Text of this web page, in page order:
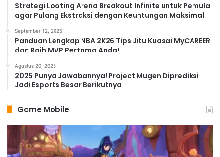
Strategi Looting Arena Breakout Infinite untuk Pemula
agar Pulang Ekstraksi dengan Keuntungan Maksimal
September 12, 2025
Panduan Lengkap NBA 2K26 Tips Jitu Kuasai MyCAREER
dan Raih MVP Pertama Anda!
Agustus 20, 2025
2025 Punya Jawabannya! Project Mugen Diprediksi
Jadi Esports Besar Berikutnya
Game Mobile